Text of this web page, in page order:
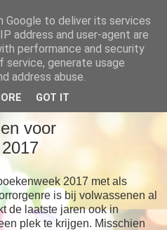
voor
2017 met als
is bij volwassenen al
de laatste jaren ook in
plek te krijgen. Misschien
Google to deliver its services
address and user-agent are
performance and security
generate usage
address abuse.
GOT IT